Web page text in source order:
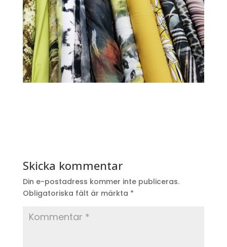
Skicka kommentar
Din e-postadress kommer inte publiceras.
Obligatoriska fält är märkta *